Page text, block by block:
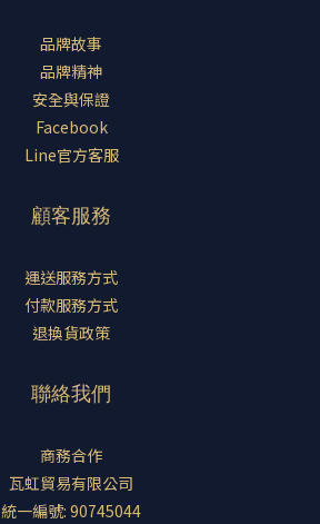
品牌故事
品牌精神
安全與保證
Facebook
Line官方客服
顧客服務
運送服務方式
付款服務方式
退換貨政策
聯絡我們
商務合作
瓦虹貿易有限公司
統一編號: 90745044